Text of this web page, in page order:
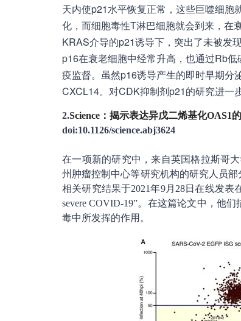
天内使p21水平恢复正常，这些巨噬细胞
化，而细胞毒性T淋巴细胞就会到来，在
KRAS介导的p21诱导下，突出了未被发
p16在衰老细胞中经常升高，也通过Rb
疫监督。虽然p16诱导产生的即时早期分
CXCL14。对CDK抑制剂p21的研究进一
2.Science：揭示表达异戊二烯基化OAS1
doi:10.1126/science.abj3624
在一项新的研究中，来自英国格拉斯哥
州肿瘤控制中心等研究机构的研究人员
相关研究结果于2021年9月28日在线发表
severe COVID-19”。在这篇论文中，他
毒中所发挥的作用。